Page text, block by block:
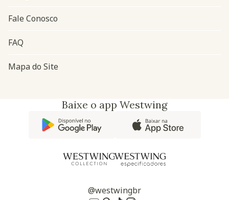
Fale Conosco
FAQ
Mapa do Site
Baixe o app Westwing
@westwingbr